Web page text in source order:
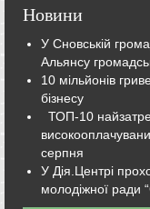
Новини
У Сновській
Альянсу
10 мільйонів
бізнесу
ТОП-10
серпня
У Дія.Центрі
молодіжної ради